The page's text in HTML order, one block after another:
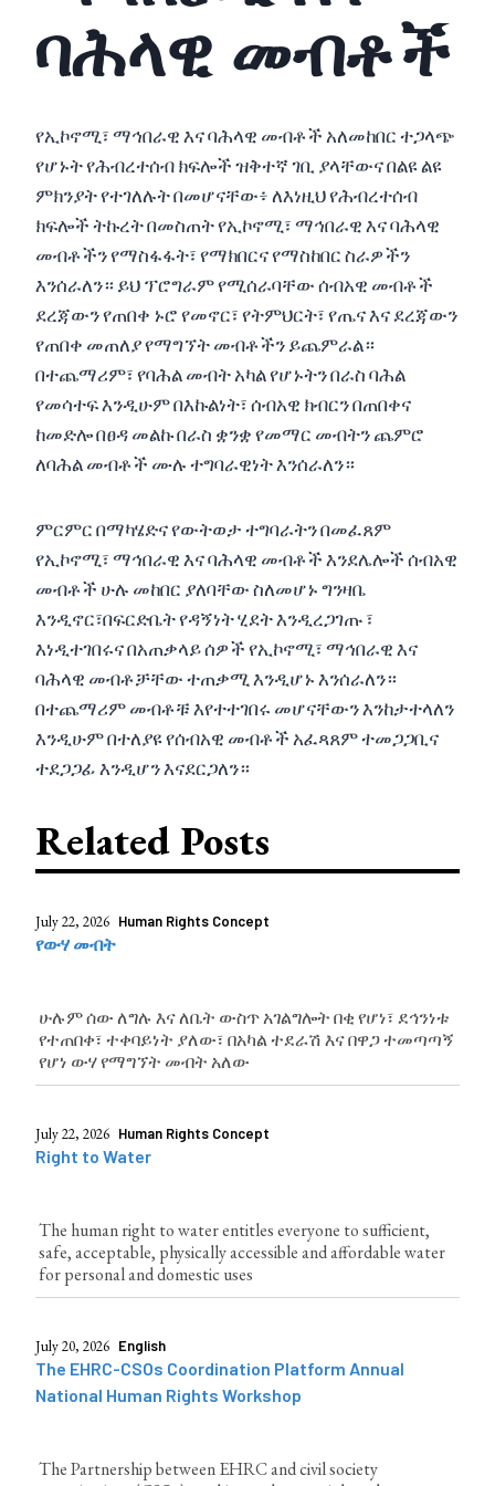
ባሕላዊ መብቶች
የኢኮኖሚ፣ ማኅበራዊ እና ባሕላዊ መብቶች አለመከበር ተጋላጭ
የሆኑት የሕብረተሰብ ክፍሎች ዝቅተኛ ገቢ ያላቸውና በልዩ ልዩ
ምክንያት የተገለሉት በመሆናቸው፥ ለእነዚህ የሕብረተሰብ
ክፍሎች ትኩረት በመስጠት የኢኮኖሚ፣ ማኅበራዊ እና ባሕላዊ
መብቶችን የማስፋፋት፣ የማክበርና የማስከበር ስራዎችን
እንሰራለን። ይህ ፕሮግራም የሚሰራባቸው ሰብአዊ መብቶች
ደረጃውን የጠበቀ ኑሮ የመኖር፣ የትምህርት፣ የጤና እና ደረጃውን
የጠበቀ መጠለያ የማግኘት መብቶችን ይጨምራል።
በተጨማሪም፣ የባሕል መብት አካል የሆኑትን በራስ ባሕል
የመሳተፍ እንዲሁም በእኩልነት፣ ሰብአዊ ክብርን በጠበቀና
ከመድሎ በፀዳ መልኩ በራስ ቋንቋ የመማር መብትን ጨምሮ
ለባሕል መብቶች ሙሉ ተግባራዊነት እንሰራለን።
ምርምር በማካሄድና የውትወታ ተግባራትን በመፈጸም
የኢኮኖሚ፣ ማኅበራዊ እና ባሕላዊ መብቶች እንደሌሎች ሰብአዊ
መብቶች ሁሉ መከበር ያለባቸው ስለመሆኑ ግንዛቤ
እንዲኖር፣በፍርድቤት የዳኝነት ሂደት እንዲረጋገጡ ፣
እነዲተገበሩና በአጠቃላይ ሰዎች የኢኮኖሚ፣ ማኅበራዊ እና
ባሕላዊ መብቶቻቸው ተጠቃሚ እንዲሆኑ እንሰራለን።
በተጨማሪም መብቶቹ እየተተገበሩ መሆናቸውን እንከታተላለን
እንዲሁም በተለያዩ የሰብአዊ መብቶች አፈጻጸም ተመጋጋቢና
ተደጋጋፊ እንዲሆን እናደርጋለን።
Related Posts
July 22, 2026 Human Rights Concept
የውሃ መብት
ሁሉም ሰው ለግሉ እና ለቤት ውስጥ አገልግሎት በቂ የሆነ፣ ደኅንነቱ
የተጠበቀ፣ ተቀባይነት ያለው፣ በአካል ተደራሽ እና በዋጋ ተመጣጣኝ
የሆነ ውሃ የማግኘት መብት አለው
July 22, 2026 Human Rights Concept
Right to Water
The human right to water entitles everyone to sufficient,
safe, acceptable, physically accessible and affordable water
for personal and domestic uses
July 20, 2026 English
The EHRC-CSOs Coordination Platform Annual
National Human Rights Workshop
The Partnership between EHRC and civil society